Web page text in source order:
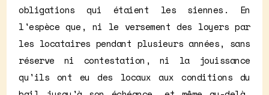
obligations qui étaient les siennes. En
l'espèce que, ni le versement des loyers par
les locataires pendant plusieurs années, sans
réserve ni contestation, ni la jouissance
qu'ils ont eu des locaux aux conditions du